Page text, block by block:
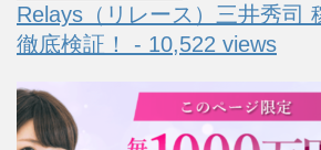
Relays（リレース）三井秀司
徹底検証！ - 10,522 views